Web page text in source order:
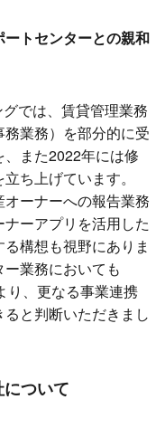
トセンターとの親和
では、賃貸管理業務
務業務）を部分的に受
また2022年には修
ち上げています。
ーナーへの報告業務
ーアプリを活用した
構想も視野にありま
業務においても
り、更なる事業連携
と判断いただきまし
について